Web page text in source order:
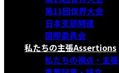
第11回世界大会
日本支部関連
国際委員会
私たちの主張Assertions
私たちの視点・主張